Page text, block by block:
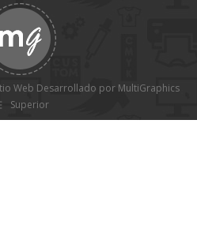
Web Desarrollado por MultiGraphics
Superior